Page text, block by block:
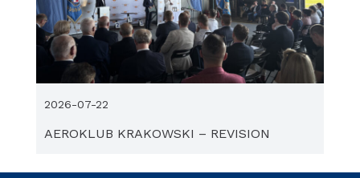
AEROKLUB KRAKOWSKI – REVISION
2026-07-22